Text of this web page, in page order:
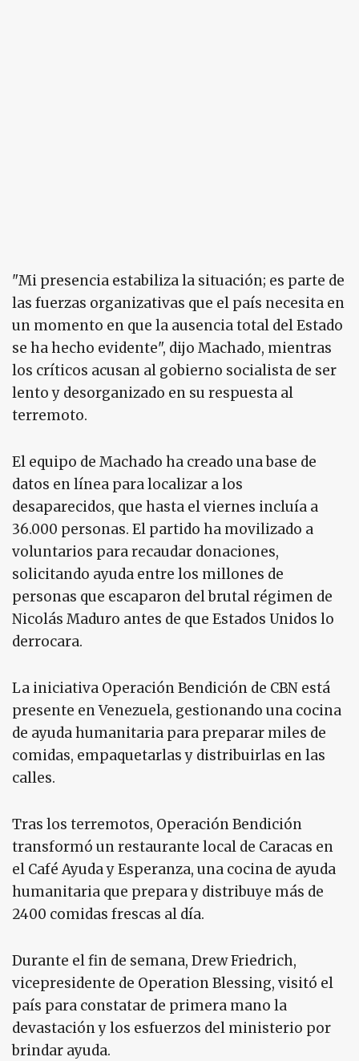
"Mi presencia estabiliza la situación; es parte de
las fuerzas organizativas que el país necesita en
un momento en que la ausencia total del Estado
se ha hecho evidente", dijo Machado, mientras
los críticos acusan al gobierno socialista de ser
lento y desorganizado en su respuesta al
terremoto.
El equipo de Machado ha creado una base de
datos en línea para localizar a los
desaparecidos, que hasta el viernes incluía a
36.000 personas. El partido ha movilizado a
voluntarios para recaudar donaciones,
solicitando ayuda entre los millones de
personas que escaparon del brutal régimen de
Nicolás Maduro antes de que Estados Unidos lo
derrocara.
La iniciativa Operación Bendición de CBN está
presente en Venezuela, gestionando una cocina
de ayuda humanitaria para preparar miles de
comidas, empaquetarlas y distribuirlas en las
calles.
Tras los terremotos, Operación Bendición
transformó un restaurante local de Caracas en
el Café Ayuda y Esperanza, una cocina de ayuda
humanitaria que prepara y distribuye más de
2400 comidas frescas al día.
Durante el fin de semana, Drew Friedrich,
vicepresidente de Operation Blessing, visitó el
país para constatar de primera mano la
devastación y los esfuerzos del ministerio por
brindar ayuda.